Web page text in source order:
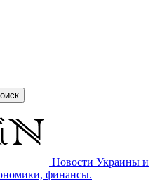
Новости Украины и
финансы.